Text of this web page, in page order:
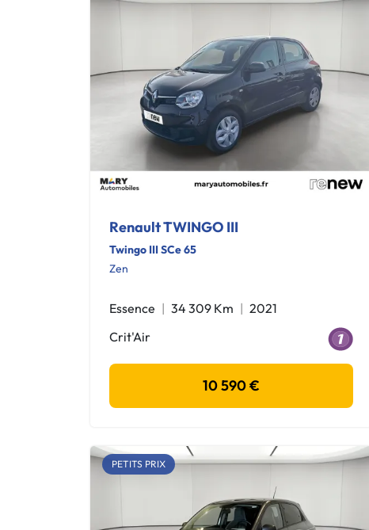
Renault TWINGO III
Twingo III SCe 65
Zen
Essence 34 309 Km
2021
Crit'Air
10 590 €
PETITS PRIX